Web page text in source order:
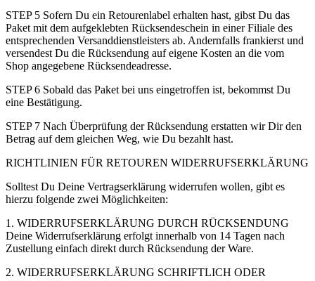
STEP 5 Sofern Du ein Retourenlabel erhalten hast, gibst Du das
Paket mit dem aufgeklebten Rücksendeschein in einer Filiale des
entsprechenden Versanddienstleisters ab. Andernfalls frankierst und
versendest Du die Rücksendung auf eigene Kosten an die vom
Shop angegebene Rücksendeadresse.
STEP 6 Sobald das Paket bei uns eingetroffen ist, bekommst Du
eine Bestätigung.
STEP 7 Nach Überprüfung der Rücksendung erstatten wir Dir den
Betrag auf dem gleichen Weg, wie Du bezahlt hast.
RICHTLINIEN FÜR RETOUREN WIDERRUFSERKLÄRUNG
Solltest Du Deine Vertragserklärung widerrufen wollen, gibt es
hierzu folgende zwei Möglichkeiten:
1. WIDERRUFSERKLÄRUNG DURCH RÜCKSENDUNG
Deine Widerrufserklärung erfolgt innerhalb von 14 Tagen nach
Zustellung einfach direkt durch Rücksendung der Ware.
2. WIDERRUFSERKLÄRUNG SCHRIFTLICH ODER